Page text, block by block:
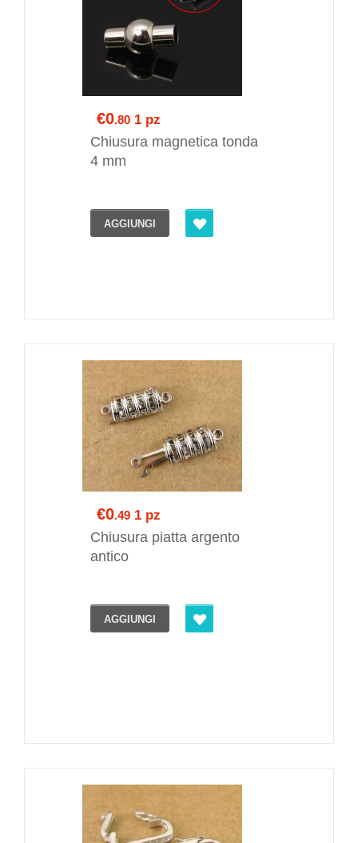
€0.80 1 pz
Chiusura magnetica tonda
4 mm
AGGIUNGI
€0.49 1 pz
Chiusura piatta argento
antico
AGGIUNGI